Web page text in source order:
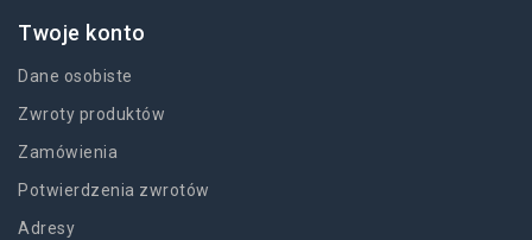
Twoje konto
Dane osobiste
Zwroty produktów
Zamówienia
Potwierdzenia zwrotów
Adresy